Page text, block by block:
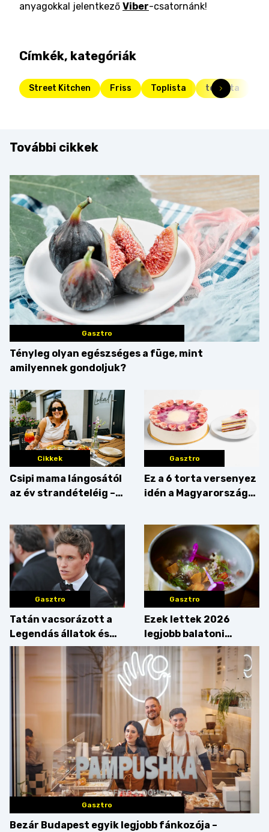
anyagokkal jelentkező Viber-csatornánk!
Címkék, kategóriák
Street Kitchen Friss Toplista toplista
További cikkek
Gasztro
Tényleg olyan egészséges a füge, mint
amilyennek gondoljuk?
Cikkek
Csipi mama lángosától
az év strandételéig –
Balaton déli partját
Gasztro
Ez a 6 torta versenyez
idén a Magyarország
Gasztro
Tatán vacsorázott a
Legendás állatok és
megfigyelésük sztárja!
Gasztro
Ezek lettek 2026
legjobb balatoni
strandételei –
végigkóstoltuk a
győzteseket
Gasztro
Bezár Budapest egyik legjobb fánkozója –